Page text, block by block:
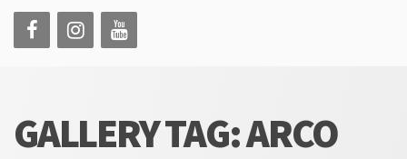
GALLERY TAG:ARCO